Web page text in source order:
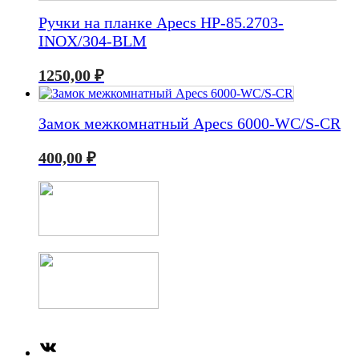
Ручки на планке Apecs HP-85.2703-
INOX/304-BLM
1250,00 ₽
Замок межкомнатный Apecs 6000-WC/S-CR
400,00 ₽